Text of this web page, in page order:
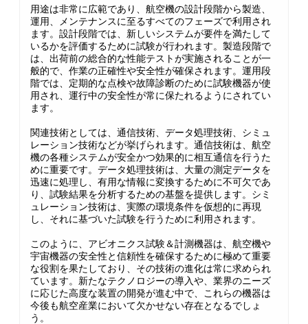
用途は非常に広範であり、航空機の設計段階から製造、
運用、メンテナンスに至るすべてのフェーズで利用され
ます。設計段階では、新しいシステムが要件を満たして
いるかを評価するために試験が行われます。製造段階で
は、出荷前の総合的な性能テストが実施されることが一
般的で、作業の正確性や安全性が確保されます。運用段
階では、定期的な点検や故障診断のために試験機器が使
用され、運行中の安全性が常に保たれるようにされてい
ます。
関連技術としては、通信技術、データ処理技術、シミュ
レーション技術などが挙げられます。通信技術は、航空
機の各種システムが安全かつ効果的に相互通信を行うた
めに重要です。データ処理技術は、大量の測定データを
迅速に処理し、有用な情報に変換するために不可欠であ
り、試験結果を分析するための基盤を提供します。シミ
ュレーション技術は、実際の環境条件を仮想的に再現
し、それに基づいた試験を行うために利用されます。
このように、アビオニクス試験＆計測機器は、航空機や
宇宙機器の安全性と信頼性を確保するために極めて重要
な役割を果たしており、その技術の進化は常に求められ
ています。新たなテクノロジーの導入や、業界のニーズ
に応じた高度な装置の開発が進む中で、これらの機器は
今後も航空産業において欠かせない存在となるでしょ
う。